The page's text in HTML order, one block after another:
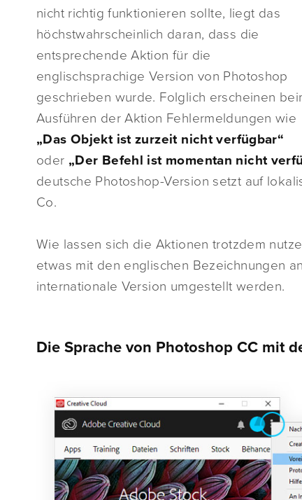
nicht richtig funktionieren sollte, liegt das
höchstwahrscheinlich daran, dass die
entsprechende Aktion für die
englischsprachige Version von Photoshop
geschrieben wurde. Folglich erscheinen
Ausführen der Aktion Fehlermeldungen wie
„Das Objekt ist zurzeit nicht verfügbar“
oder „Der Befehl ist momentan nicht
deutsche Photoshop-Version setzt auf
Co.
Wie lassen sich die Aktionen trotzdem
etwas mit den englischen Bezeichnungen
internationale Version umgestellt werden.
Die Sprache von Photoshop CC mit